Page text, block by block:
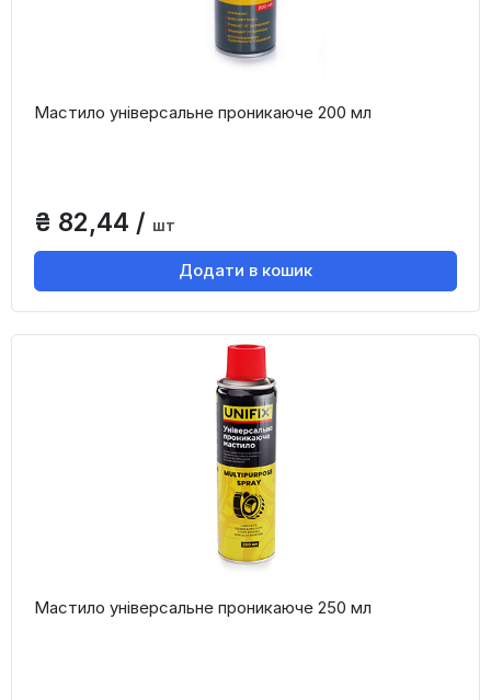
Мастило універсальне проникаюче 200 мл
₴ 82,44 / шт
Додати в кошик
Мастило універсальне проникаюче 250 мл